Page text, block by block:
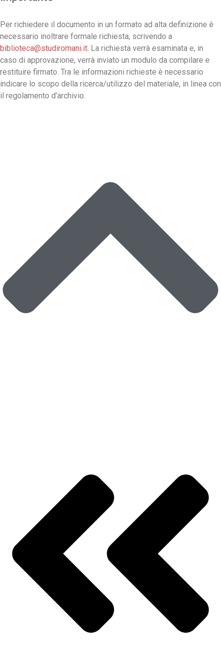
Per richiedere il documento in un formato ad alta definizione è
necessario inoltrare formale richiesta, scrivendo a
biblioteca@studiromani.it. La richiesta verrà esaminata e, in
caso di approvazione, verrà inviato un modulo da compilare e
restituire firmato. Tra le informazioni richieste è necessario
indicare lo scopo della ricerca/utilizzo del materiale, in linea con
il regolamento d’archivio.